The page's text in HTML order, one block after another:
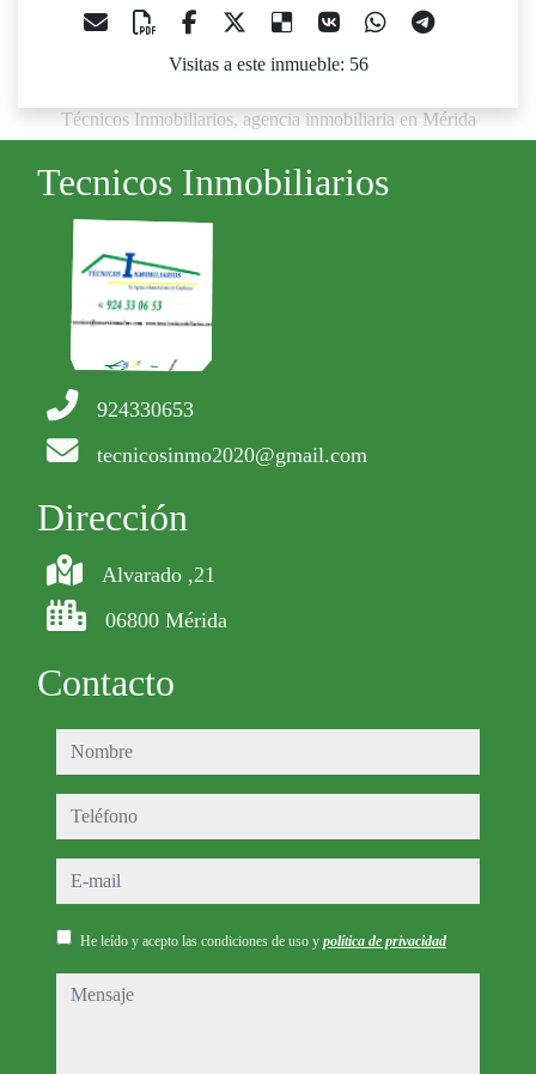
Visitas a este inmueble: 56
Técnicos Inmobiliarios, agencia inmobiliaria en Mérida
Tecnicos Inmobiliarios
924330653
tecnicosinmo2020@gmail.com
Dirección
Alvarado ,21
06800 Mérida
Contacto
nombre
teléfono
e-mail
He leído y acepto las condiciones de uso y política de privacidad
mensaje